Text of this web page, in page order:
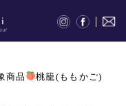
商品 桃籠(ももかご)